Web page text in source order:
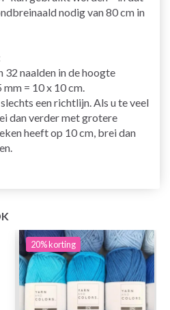
nodig van 80 cm in
32 naalden in de hoogte
mm = 10 x 10 cm.
een richtlijn. Als u te veel
dan verder met grotere
heeft op 10 cm, brei dan
20%korting